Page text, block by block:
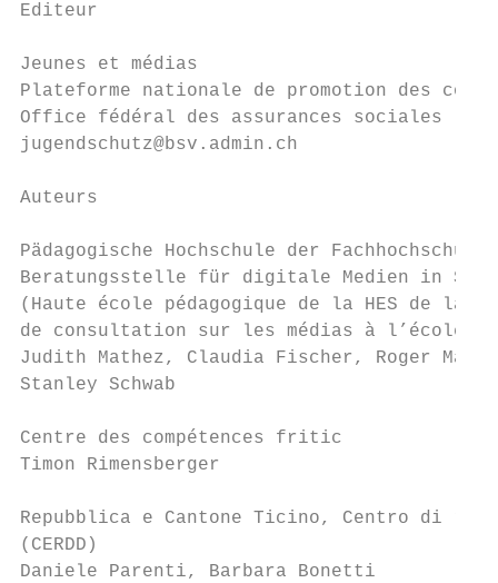
Editeur
Jeunes et médias
Plateforme nationale de promotion des
Office fédéral des assurances sociales
jugendschutz@bsv.admin.ch
Auteurs
Pädagogische Hochschule der
Beratungsstelle für digitale Medien in
(Haute école pédagogique de la HES de la
de consultation sur les médias à l’école et
Judith Mathez, Claudia Fischer, Roger
Stanley Schwab
Centre des compétences fritic
Timon Rimensberger
Repubblica e Cantone Ticino, Centro di
(CERDD)
Daniele Parenti, Barbara Bonetti